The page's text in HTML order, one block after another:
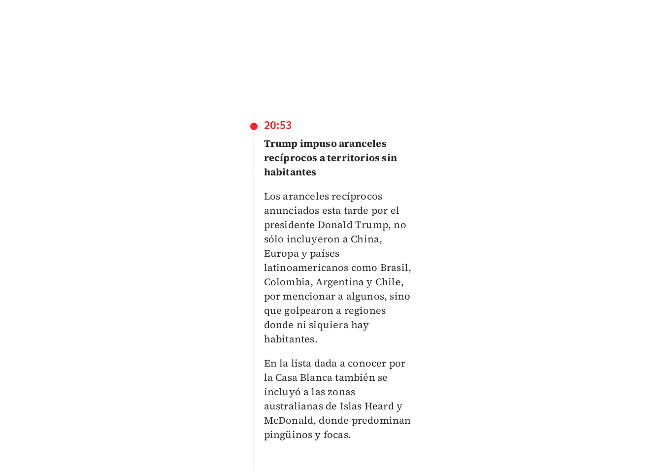
20:53
Trump impuso aranceles
recíprocos a territorios sin
habitantes
Los aranceles recíprocos
anunciados esta tarde por el
presidente Donald Trump, no
sólo incluyeron a China,
Europa y países
latinoamericanos como Brasil,
Colombia, Argentina y Chile,
por mencionar a algunos, sino
que golpearon a regiones
donde ni siquiera hay
habitantes.
En la lista dada a conocer por
la Casa Blanca también se
incluyó a las zonas
australianas de Islas Heard y
McDonald, donde predominan
pingüinos y focas.